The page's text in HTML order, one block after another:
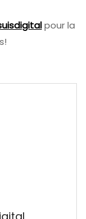
pour la